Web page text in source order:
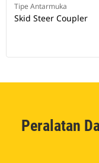
Tipe Antarmuka
Skid Steer Coupler
Peralatan